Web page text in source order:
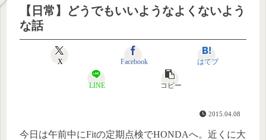
【日常】どうでもいいようなよくないよう
な話
X Facebook はてブ
LINE コピー
2015.04.08
今日は午前中にFitの定期点検でHONDAへ。近くに大